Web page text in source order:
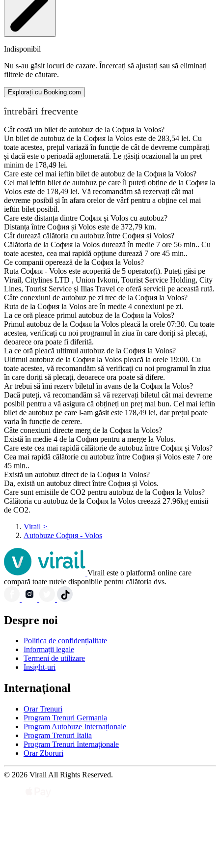
Indisponibil
Nu s-au găsit locuri de cazare. Încercați să ajustați sau să eliminați
filtrele de căutare.
Explorați cu Booking.com
întrebări frecvente
Cât costă un bilet de autobuz de la София la Volos?
Un bilet de autobuz de la София la Volos este de 283,54 lei. Cu
toate acestea, prețul variază în funcție de cât de devreme cumpărați
și dacă este o perioadă aglomerată. Le găsiți ocazional la un pret
minim de 178,49 lei.
Care este cel mai ieftin bilet de autobuz de la София la Volos?
Cel mai ieftin bilet de autobuz pe care îl puteți obține de la София la
Volos este de 178,49 lei. Vă recomandăm să rezervați cât mai
devreme posibil și în afara orelor de vârf pentru a obține cel mai
ieftin bilet posibil.
Care este distanța dintre София și Volos cu autobuz?
Distanța între София și Volos este de 372,79 km.
Cât durează călătoria cu autobuz între София și Volos?
Călătoria de la София la Volos durează în medie 7 ore 56 min.. Cu
toate acestea, cea mai rapidă opțiune durează 7 ore 45 min..
Ce companii operează de la София la Volos?
Ruta София - Volos este acoperită de 5 operator(i). Puteți găsi pe
Virail, Citylines LTD , Union Ivkoni, Tourist Service Holding, City
Lines, Tourist Service și Ilias Travel ce oferă servicii pe această rută.
Câte conexiuni de autobuz pe zi trec de la София la Volos?
Ruta de la София la Volos are în medie 4 conexiuni pe zi.
La ce oră pleace primul autobuz de la София la Volos?
Primul autobuz de la София la Volos pleacă la orele 07:30. Cu toate
acestea, verificați cu noi programul în ziua în care doriți să plecați,
deoarece ora poate fi diferită.
La ce oră pleacă ultimul autobuz de la София la Volos?
Ultimul autobuz de la София la Volos pleacă la orele 19:00. Cu
toate acestea, vă recomandăm să verificați cu noi programul în ziua
în care doriți să plecați, deoarece ora poate să difere.
Ar trebui să îmi rezerv biletul în avans de la София la Volos?
Dacă puteți, vă recomandăm să vă rezervați biletul cât mai devreme
posibil pentru a vă asigura că obțineți un preț mai bun. Cel mai ieftin
bilet de autobuz pe care l-am găsit este 178,49 lei, dar prețul poate
varia în funcție de cerere.
Câte conexiuni directe merg de la София la Volos?
Există în medie 4 de la София pentru a merge la Volos.
Care este cea mai rapidă călătorie de autobuz între София și Volos?
Cea mai rapidă călătorie cu autobuz între София și Volos este 7 ore
45 min..
Există un autobuz direct de la София la Volos?
Da, există un autobuz direct între София și Volos.
Care sunt emisiile de CO2 pentru autobuz de la София la Volos?
Călătoria cu autobuz de la София la Volos creează 27.96kg emisii
de CO2.
Virail >
Autobuze София - Volos
Virail este o platformă online care
compară toate rutele disponibile pentru călătoria dvs.
Despre noi
Politica de confidențialitate
Informații legale
Termeni de utilizare
Insight-uri
Internaţional
Orar Trenuri
Program Trenuri Germania
Program Autobuze Internaționale
Program Trenuri Italia
Program Trenuri Internaționale
Orar Zboruri
© 2026 Virail All Rights Reserved.